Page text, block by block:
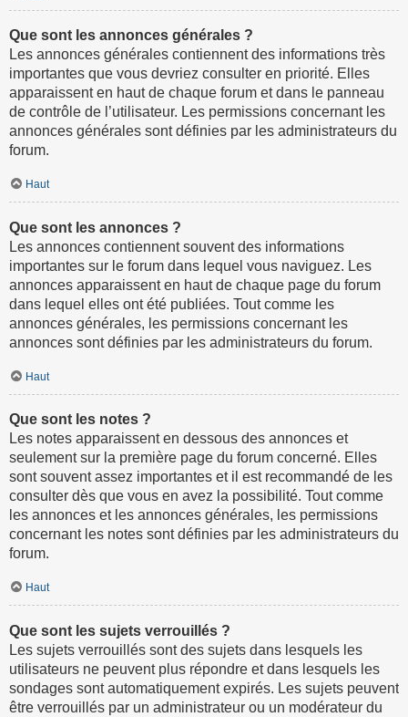
Que sont les annonces générales ?
Les annonces générales contiennent des informations très
importantes que vous devriez consulter en priorité. Elles
apparaissent en haut de chaque forum et dans le panneau
de contrôle de l’utilisateur. Les permissions concernant les
annonces générales sont définies par les administrateurs du
forum.
Haut
Que sont les annonces ?
Les annonces contiennent souvent des informations
importantes sur le forum dans lequel vous naviguez. Les
annonces apparaissent en haut de chaque page du forum
dans lequel elles ont été publiées. Tout comme les
annonces générales, les permissions concernant les
annonces sont définies par les administrateurs du forum.
Haut
Que sont les notes ?
Les notes apparaissent en dessous des annonces et
seulement sur la première page du forum concerné. Elles
sont souvent assez importantes et il est recommandé de les
consulter dès que vous en avez la possibilité. Tout comme
les annonces et les annonces générales, les permissions
concernant les notes sont définies par les administrateurs du
forum.
Haut
Que sont les sujets verrouillés ?
Les sujets verrouillés sont des sujets dans lesquels les
utilisateurs ne peuvent plus répondre et dans lesquels les
sondages sont automatiquement expirés. Les sujets peuvent
être verrouillés par un administrateur ou un modérateur du